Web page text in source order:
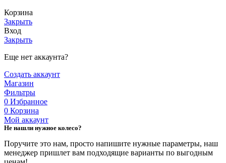
Корзина
Закрыть
Вход
Закрыть
Еще нет аккаунта?
Создать аккаунт
Магазин
Фильтры
0 Избранное
0 Корзина
Мой аккаунт
Не нашли нужное колесо?
Поручите это нам, просто напишите нужные параметры, наш
менеджер пришлет вам подходящие варианты по выгодным